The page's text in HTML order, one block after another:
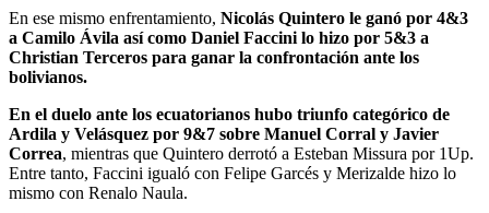
En ese mismo enfrentamiento, Nicolás Quintero le ganó por 4&3
a Camilo Ávila así como Daniel Faccini lo hizo por 5&3 a
Christian Terceros para ganar la confrontación ante los
bolivianos.
En el duelo ante los ecuatorianos hubo triunfo categórico de
Ardila y Velásquez por 9&7 sobre Manuel Corral y Javier
Correa, mientras que Quintero derrotó a Esteban Missura por 1Up.
Entre tanto, Faccini igualó con Felipe Garcés y Merizalde hizo lo
mismo con Renalo Naula.